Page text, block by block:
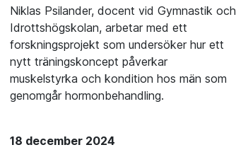
Niklas Psilander, docent vid Gymnastik och
Idrottshögskolan, arbetar med ett
forskningsprojekt som undersöker hur ett
nytt träningskoncept påverkar
muskelstyrka och kondition hos män som
genomgår hormonbehandling.
18 december 2024